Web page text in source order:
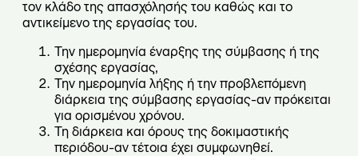
τον κλάδο της απασχόλησής του καθώς και το
αντικείμενο της εργασίας του.
Την ημερομηνία έναρξης της σύμβασης ή της
σχέσης εργασίας,
Την ημερομηνία λήξης ή την προβλεπόμενη
διάρκεια της σύμβασης εργασίας-αν πρόκειται
για ορισμένου χρόνου.
Τη διάρκεια και όρους της δοκιμαστικής
περιόδου-αν τέτοια έχει συμφωνηθεί.